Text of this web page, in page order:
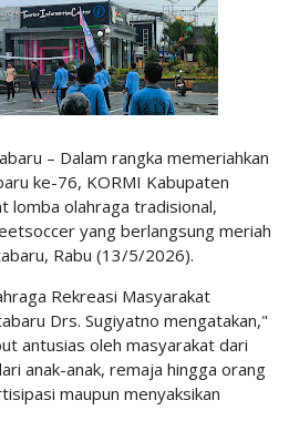
– Dalam rangka memeriahkan
ke-76, KORMI Kabupaten
lomba olahraga tradisional,
yang berlangsung meriah
Rabu (13/5/2026).
Rekreasi Masyarakat
Drs. Sugiyatno mengatakan,"
antusias oleh masyarakat dari
anak-anak, remaja hingga orang
maupun menyaksikan